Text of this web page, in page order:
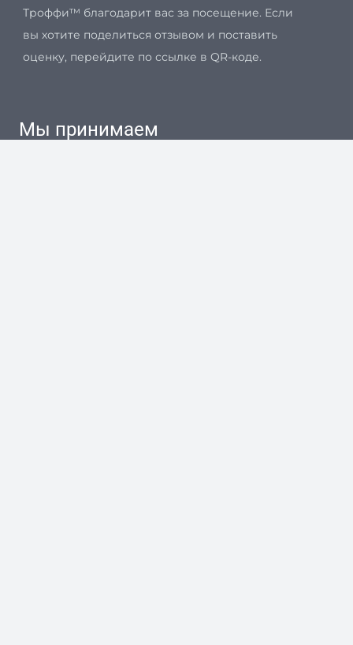
Троффи™ благодарит вас за посещение. Если
вы хотите поделиться отзывом и поставить
оценку, перейдите по ссылке в QR-коде.
Мы принимаем